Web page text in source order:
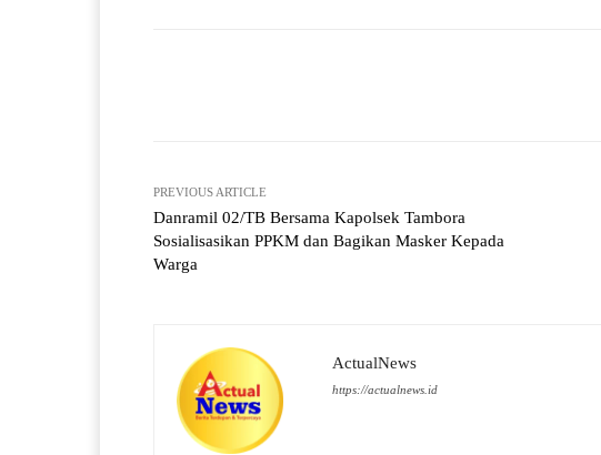
PREVIOUS ARTICLE
Danramil 02/TB Bersama Kapolsek Tambora
Sosialisasikan PPKM dan Bagikan Masker Kepada
Warga
ActualNews
https://actualnews.id